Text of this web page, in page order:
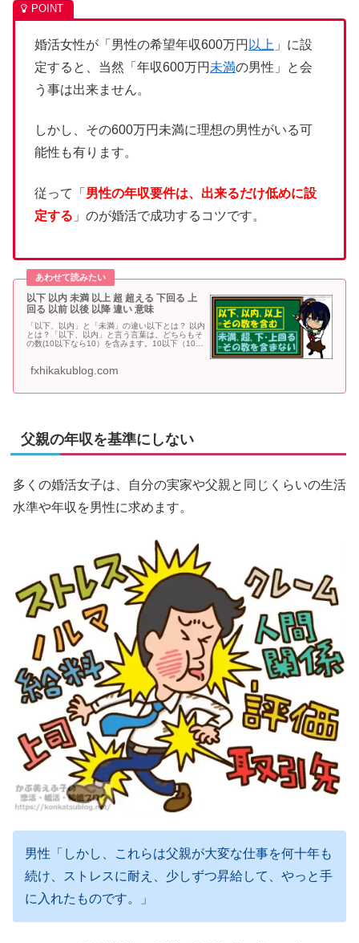
婚活女性が「男性の希望年収600万円 以上 」に設
定すると、当然「年収600万円 未満の男性」と会
う事は出来ません。
しかし、その600万円未満に理想の男性がいる可
能性も有ります。
従って「 男性の年収要件は、出来るだけ低めに設
定する 」のが婚活で成功するコツです。
以下 以内 未満 以上 超 超える 下回る 上
回る 以前 以後 以降 違い 意味
「以下、以内」と「未満」の違い以下とは？ 以内
とは？「以下、以内」と言う言葉は、どちらもそ
の数(10以下なら10）を含みます。10以下（10以
ると...
fxhikakublog.com
父親の年収を基準にしない
多くの婚活女子は、自分の実家や父親と同じくらいの生活
水準や年収を男性に求めます。
男性「しかし、これらは父親が大変な仕事を何十年も
続け、ストレスに耐え、少しずつ昇給して、やっと手
に入れたものです。」